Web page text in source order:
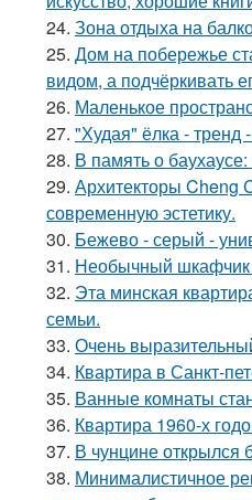
24. Зона отдыха на
25. Дом на побережье
видом, а подчёркивать
26. Маленькое
27. "Худая" ёлка - тренд
28. В память о
29. Архитекторы Cheng
современную эстетику.
30. Бежево - серый -
31. Необычный шкафчик
32. Эта минская
семьи.
33. Очень
34. Квартира в Санкт-
35. Ванные комнаты
36. Квартира 1960-х
37. В чунцине открылся
38. Минималистичное